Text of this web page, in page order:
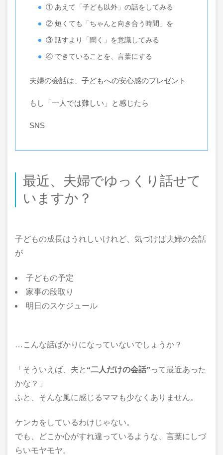
① あえて「子ども以外」の話をしてみる
② 短くても「ちゃんと向き合う時間」を
③ 話すより「聞く」を意識してみる
④ できていることを、言葉にする
夫婦の会話は、子どもへの安心感のプレゼント
もし「一人では難しい」と感じたら
SNS
最近、夫婦でゆっくり話せて
いますか？
子どもの成長はうれしいけれど、気づけば夫婦の会話
が
子どもの予定
家事の段取り
明日のスケジュール
…こんな話ばかりになっていないでしょうか？
「そういえば、夫と“二人だけの会話”って最近あった
かな？」
ふと、そんな風に感じるママも少なくありません。
ケンカをしているわけじゃない。
でも、どこか心がすれ違っているような、言葉にしづ
らいモヤモヤ。